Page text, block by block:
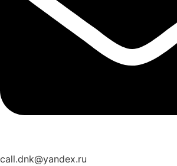
call.dnk@yandex.ru